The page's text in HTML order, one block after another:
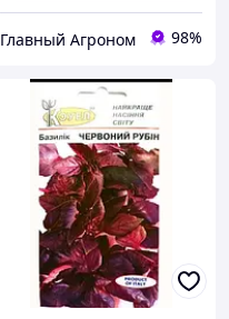
Главный Агроном 98%